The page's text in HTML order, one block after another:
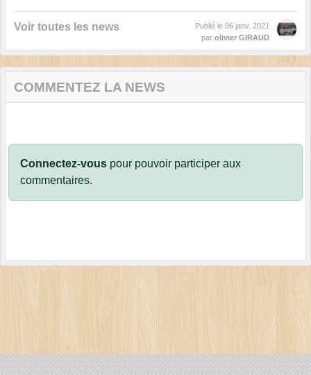
Voir toutes les news Publié le 06 janv. 2021
par olivier GIRAUD
COMMENTEZ LA NEWS
Connectez-vous pour pouvoir participer aux
commentaires.